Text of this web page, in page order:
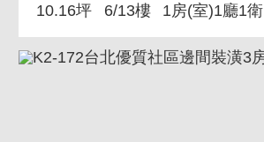
10.16坪 6/13樓 1房(室)1廳1衛